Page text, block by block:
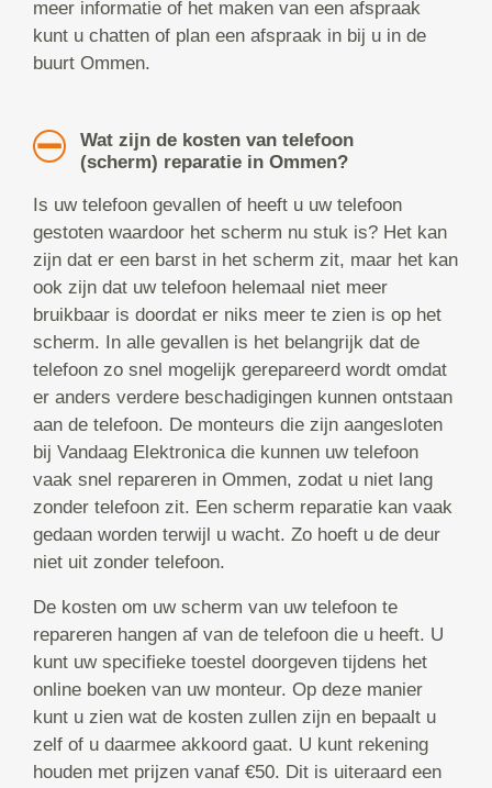
meer informatie of het maken van een afspraak
kunt u chatten of plan een afspraak in bij u in de
buurt Ommen.
Wat zijn de kosten van telefoon
(scherm) reparatie in Ommen?
Is uw telefoon gevallen of heeft u uw telefoon
gestoten waardoor het scherm nu stuk is? Het kan
zijn dat er een barst in het scherm zit, maar het kan
ook zijn dat uw telefoon helemaal niet meer
bruikbaar is doordat er niks meer te zien is op het
scherm. In alle gevallen is het belangrijk dat de
telefoon zo snel mogelijk gerepareerd wordt omdat
er anders verdere beschadigingen kunnen ontstaan
aan de telefoon. De monteurs die zijn aangesloten
bij Vandaag Elektronica die kunnen uw telefoon
vaak snel repareren in Ommen, zodat u niet lang
zonder telefoon zit. Een scherm reparatie kan vaak
gedaan worden terwijl u wacht. Zo hoeft u de deur
niet uit zonder telefoon.
De kosten om uw scherm van uw telefoon te
repareren hangen af van de telefoon die u heeft. U
kunt uw specifieke toestel doorgeven tijdens het
online boeken van uw monteur. Op deze manier
kunt u zien wat de kosten zullen zijn en bepaalt u
zelf of u daarmee akkoord gaat. U kunt rekening
houden met prijzen vanaf €50. Dit is uiteraard een